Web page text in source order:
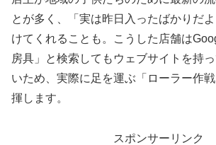
とが多く、「実は昨日入ったばかりだ
けてくれることも。こうした店舗は
房具」と検索してもウェブサイトを持
いため、実際に足を運ぶ「ローラー作
揮します。
スポンサーリンク